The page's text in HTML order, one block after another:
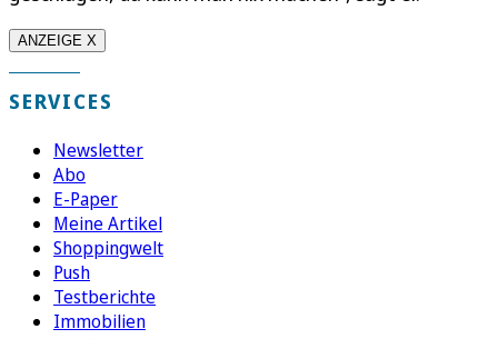
ANZEIGE X
SERVICES
Newsletter
Abo
E-Paper
Meine Artikel
Shoppingwelt
Push
Testberichte
Immobilien